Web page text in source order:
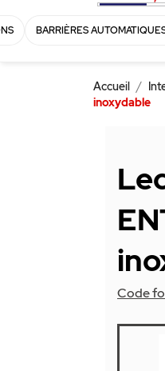
BARRIÈRES
Accueil
inoxydable
Code